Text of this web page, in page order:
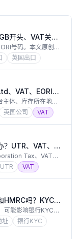
开头、VAT关联
号码。本文原创解
established、与
中国跨境电商常见
英国出口
、VAT、EORI、
体、库存所在地、
用英国Ltd开店的常
、Postponed
英国公司 VAT
UTR、VAT、
Tax、VAT、
如何检查HMRC
查VAT和PAYE状
UTR VAT
吗？KYC、
能影响银行KYC、
务信件、VAT和
释默认地址对实际
查清单。
址
银行KYC